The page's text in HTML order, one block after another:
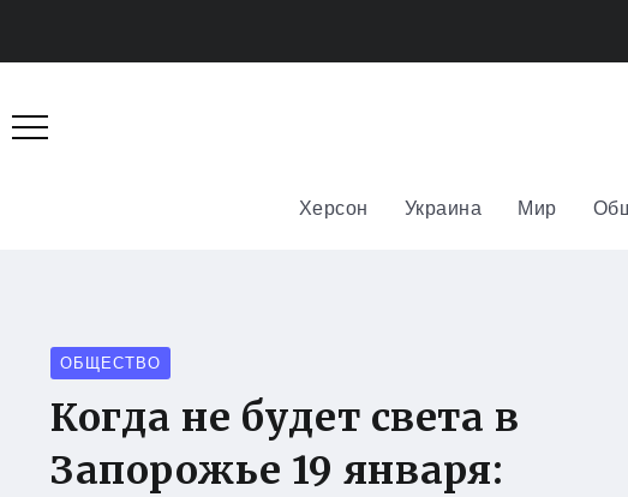
Херсон Украина Мир
ОБЩЕСТВО
Когда не будет света в
Запорожье 19 января: